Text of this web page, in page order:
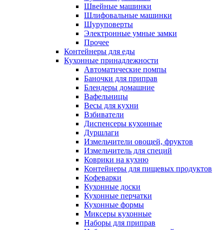
Швейные машинки
Шлифовальные машинки
Шуруповерты
Электронные умные замки
Прочее
Контейнеры для еды
Кухонные принадлежности
Автоматические помпы
Баночки для приправ
Блендеры домашние
Вафельницы
Весы для кухни
Взбиватели
Диспенсеры кухонные
Дуршлаги
Измельчители овощей, фруктов
Измельчитель для специй
Коврики на кухню
Контейнеры для пищевых продуктов
Кофеварки
Кухонные доски
Кухонные перчатки
Кухонные формы
Миксеры кухонные
Наборы для приправ